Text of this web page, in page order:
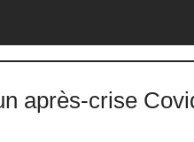
après-crise